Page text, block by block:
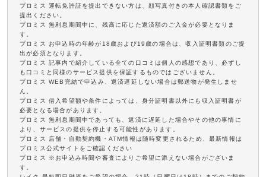
プロミス 運転免許証を提出できない方は、顔写真付きの本人確認書類をご
提出ください。
プロミス 無利息期間中に、残高に応じた返済額のご入金が必要となりま
す。
プロミス お申込時の年齢が18歳および19歳の場合は、収入証明書類のご提
出が必須となります。
プロミス 記事内で紹介している全ての口コミは個人の感想であり、必ずし
も口コミと同様のサービス提供を保証するものではございません。
プロミス WEB完結で申込み、返済遅延しない場合は郵送物が発生しませ
ん。
プロミス 借入希望額や条件によっては、身分証明書以外にも収入証明書が
必要となる場合があります。
プロミス 無利息期間中であっても、返済に遅延した場合やその他の事情に
より、サービスの提供を停止する可能性があります。
プロミス 店舗・自動契約機・ATM情報は随時変更されるため、最新情報は
プロミス公式サイトをご確認ください
プロミス ※お申込み時間や審査によりご希望に添えない場合がございま
す。